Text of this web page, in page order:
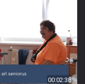
00:02:38